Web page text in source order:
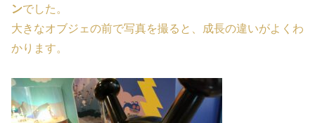
ンでした。
大きなオブジェの前で写真を撮ると、成長の違いがよくわ
かります。